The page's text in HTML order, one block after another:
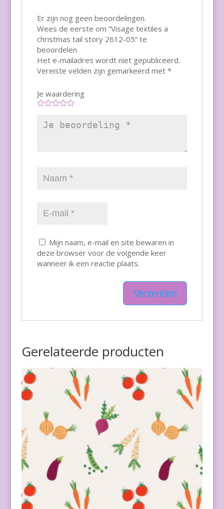
Er zijn nog geen beoordelingen.
Wees de eerste om “Visage textiles a
christmas tail story 2612-05” te
beoordelen
Het e-mailadres wordt niet gepubliceerd.
Vereiste velden zijn gemarkeerd met *
Je waardering
Mijn naam, e-mail en site bewaren in
deze browser voor de volgende keer
wanneer ik een reactie plaats.
Gerelateerde producten